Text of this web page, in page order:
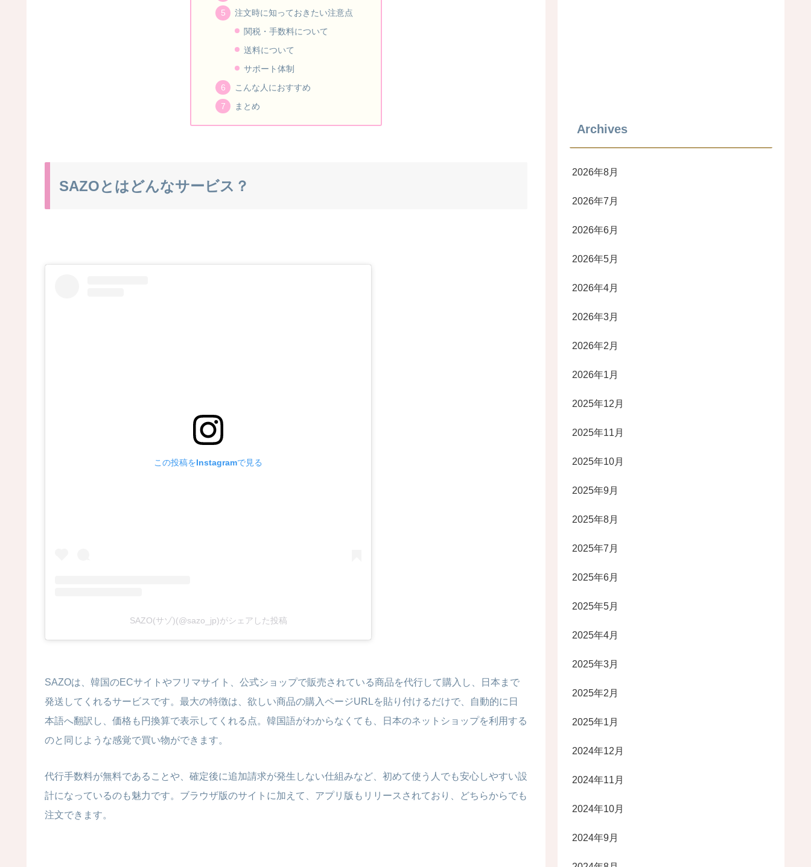
注文時に知っておきたい注意点
関税・手数料について
送料について
サポート体制
こんな人におすすめ
まとめ
SAZOとはどんなサービス？
この投稿をInstagramで見る
SAZO(サゾ)(@sazo_jp)がシェアした投稿
SAZOは、韓国のECサイトやフリマサイト、公式ショップで販売されている商品を代行して購入し、日本まで
発送してくれるサービスです。最大の特徴は、欲しい商品の購入ページURLを貼り付けるだけで、自動的に日
本語へ翻訳し、価格も円換算で表示してくれる点。韓国語がわからなくても、日本のネットショップを利用する
のと同じような感覚で買い物ができます。
代行手数料が無料であることや、確定後に追加請求が発生しない仕組みなど、初めて使う人でも安心しやすい設
計になっているのも魅力です。ブラウザ版のサイトに加えて、アプリ版もリリースされており、どちらからでも
注文できます。
Archives
2026年8月
2026年7月
2026年6月
2026年5月
2026年4月
2026年3月
2026年2月
2026年1月
2025年12月
2025年11月
2025年10月
2025年9月
2025年8月
2025年7月
2025年6月
2025年5月
2025年4月
2025年3月
2025年2月
2025年1月
2024年12月
2024年11月
2024年10月
2024年9月